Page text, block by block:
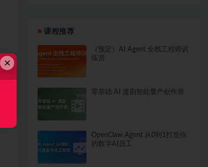
课程推荐
（预定）AI Agent 全栈工程师训
练营
零基础 AI 漫剧智能量产创作营
OpenClaw Agent 从0到1打造你
的数字AI员工
×